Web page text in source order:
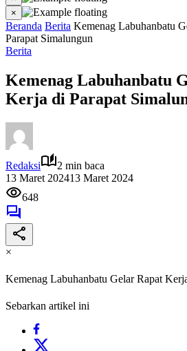
×
Beranda Berita Kemenag Labuhanbatu
Parapat Simalungun
Berita
Kemenag Labuhanbatu
Kerja di Parapat
Redaksi
2 min baca
13 Maret 202413 Maret 2024
648
×
Kemenag Labuhanbatu Gelar Rapat
Sebarkan artikel ini